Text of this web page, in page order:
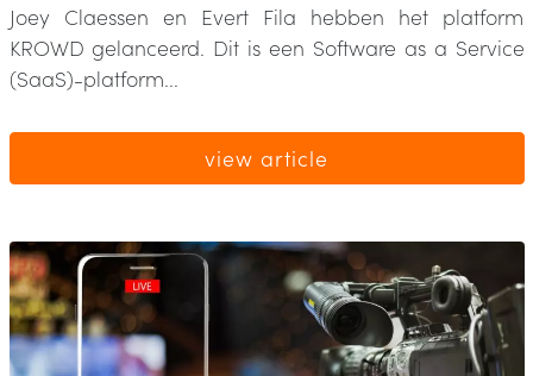
Joey Claessen en Evert Fila hebben het platform
KROWD gelanceerd. Dit is een Software as a Service
(SaaS)-platform...
view article